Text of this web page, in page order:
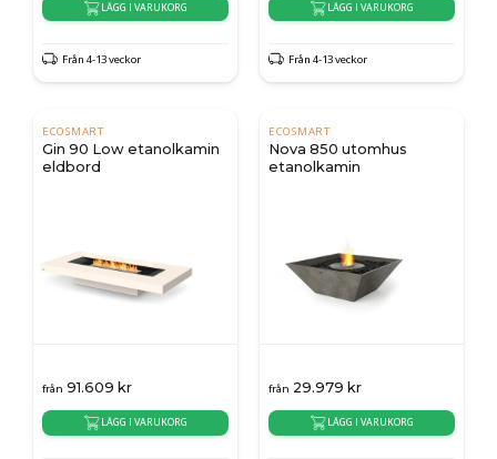
LÄGG I VARUKORG
Från 4-13 veckor
LÄGG I VARUKORG
Från 4-13 veckor
ECOSMART
Gin 90 Low etanolkamin
eldbord
från 91.609 kr
LÄGG I VARUKORG
ECOSMART
Nova 850 utomhus
etanolkamin
från 29.979 kr
LÄGG I VARUKORG